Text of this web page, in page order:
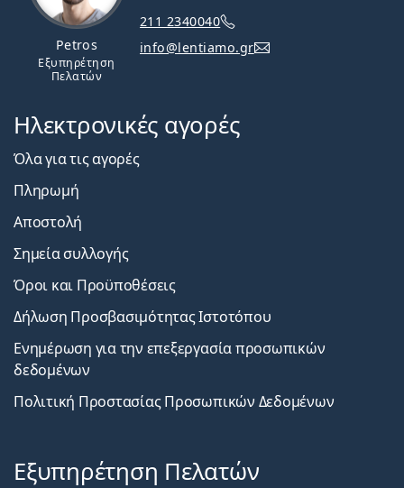
Petros
Εξυπηρέτηση
Πελατών
211 2340040
info@lentiamo.gr
Ηλεκτρονικές αγορές
Όλα για τις αγορές
Πληρωμή
Αποστολή
Σημεία συλλογής
Όροι και Προϋποθέσεις
Δήλωση Προσβασιμότητας Ιστοτόπου
Ενημέρωση για την επεξεργασία προσωπικών
δεδομένων
Πολιτική Προστασίας Προσωπικών Δεδομένων
Εξυπηρέτηση Πελατών